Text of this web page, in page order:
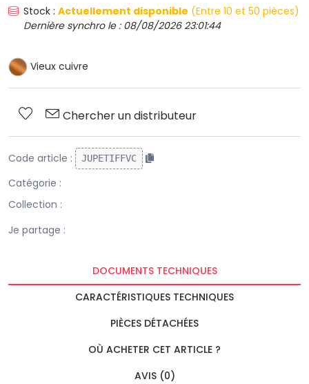
Stock : Actuellement disponible (Entre 10 et 50 pièces)
Dernière synchro le : 08/08/2026 23:01:44
Vieux cuivre
Chercher un distributeur
Code article : JUPETIFFVC
Catégorie :
Collection :
Je partage :
DOCUMENTS TECHNIQUES
CARACTÉRISTIQUES TECHNIQUES
PIÈCES DÉTACHÉES
OÙ ACHETER CET ARTICLE ?
AVIS (0)